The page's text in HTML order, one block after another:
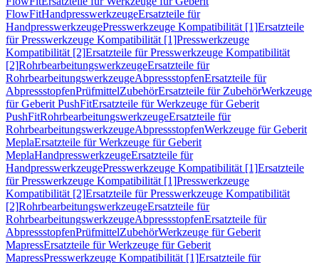
FlowFitHandpresswerkzeugeErsatzteile für
HandpresswerkzeugePresswerkzeuge Kompatibilität [1]Ersatzteile
für Presswerkzeuge Kompatibilität [1]Presswerkzeuge
Kompatibilität [2]Ersatzteile für Presswerkzeuge Kompatibilität
[2]RohrbearbeitungswerkzeugeErsatzteile für
RohrbearbeitungswerkzeugeAbpressstopfenErsatzteile für
AbpressstopfenPrüfmittelZubehörErsatzteile für ZubehörWerkzeuge
für Geberit PushFitErsatzteile für Werkzeuge für Geberit
PushFitRohrbearbeitungswerkzeugeErsatzteile für
RohrbearbeitungswerkzeugeAbpressstopfenWerkzeuge für Geberit
MeplaErsatzteile für Werkzeuge für Geberit
MeplaHandpresswerkzeugeErsatzteile für
HandpresswerkzeugePresswerkzeuge Kompatibilität [1]Ersatzteile
für Presswerkzeuge Kompatibilität [1]Presswerkzeuge
Kompatibilität [2]Ersatzteile für Presswerkzeuge Kompatibilität
[2]RohrbearbeitungswerkzeugeErsatzteile für
RohrbearbeitungswerkzeugeAbpressstopfenErsatzteile für
AbpressstopfenPrüfmittelZubehörWerkzeuge für Geberit
MapressErsatzteile für Werkzeuge für Geberit
MapressPresswerkzeuge Kompatibilität [1]Ersatzteile für